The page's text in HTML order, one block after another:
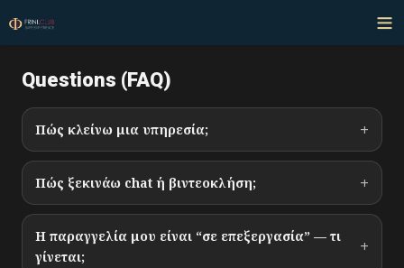
Questions (FAQ)
Πώς κλείνω μια υπηρεσία; +
Πώς ξεκινάω chat ή βιντεοκλήση; +
Η παραγγελία μου είναι “σε επεξεργασία” — τι
γίνεται;
+